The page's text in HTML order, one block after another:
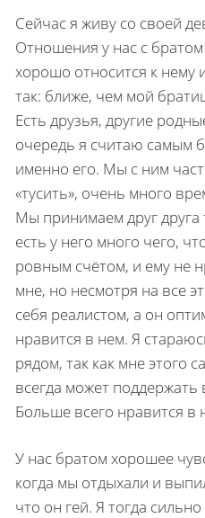
Сейчас я живу со своей
Отношения у нас с
хорошо от­носится к нему
так: ближе, чем мой
Есть друзья, другие
очередь я считаю са­мым
именно его. Мы с ним
«тусить», очень много
Мы принимаем друг друга
есть у него много чего,
ровным счётом, и ему не
мне, но несмотря на все
себя реалистом, а он
нравится в нем. Я
рядом, так как мне этого
всегда может под­держать
Больше всего нравится в
У нас братом хорошее
когда мы отдыхали и
что он гей. Я тогда